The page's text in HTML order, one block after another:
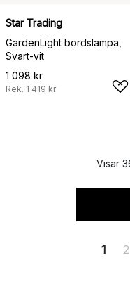
Star Trading
GardenLight bordslampa,
Svart-vit
1 098 kr
Rek. 1 419 kr
Visar
1 2